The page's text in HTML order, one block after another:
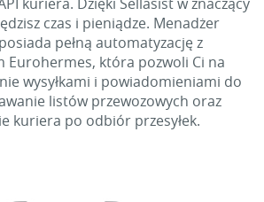
czas i pieniądze. Menadżer
pełną automatyzację z
Eurohermes, która pozwoli Ci na
wysyłkami i powiadomieniami do
listów przewozowych oraz
kuriera po odbiór przesyłek.